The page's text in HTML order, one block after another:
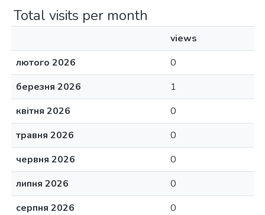
Total visits per month
views
лютого 2026
0
березня 2026
1
квітня 2026
0
травня 2026
0
червня 2026
0
липня 2026
0
серпня 2026
0